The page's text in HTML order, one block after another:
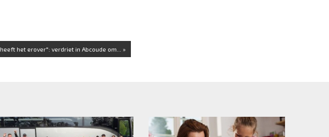
het erover": verdriet in Abcoude om... »